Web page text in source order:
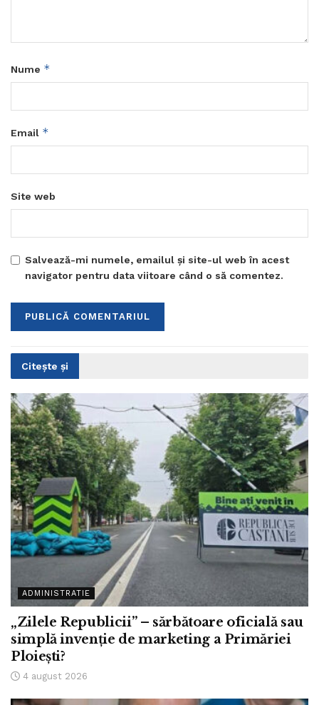
Nume *
Email *
Site web
Salvează-mi numele, emailul și site-ul web în acest
navigator pentru data viitoare când o să comentez.
Citește și
ADMINISTRATIE
„Zilele Republicii” – sărbătoare oficială sau
simplă invenție de marketing a Primăriei
Ploiești?
4 august 2026